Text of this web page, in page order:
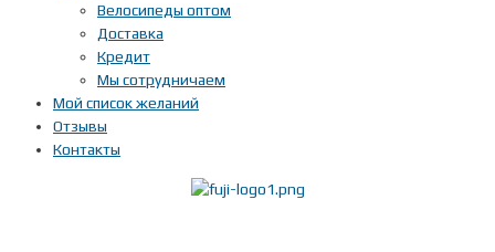
Велосипеды оптом
Доставка
Кредит
Мы сотрудничаем
Мой список желаний
Отзывы
Контакты